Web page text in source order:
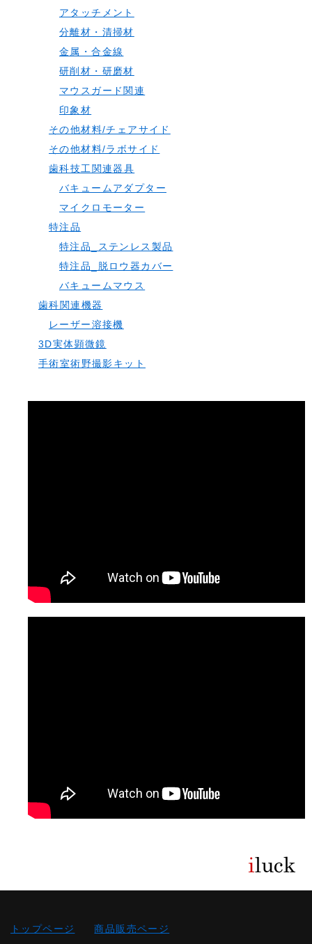
アタッチメント
分離材・清掃材
金属・合金線
研削材・研磨材
マウスガード関連
印象材
その他材料/チェアサイド
その他材料/ラボサイド
歯科技工関連器具
バキュームアダプター
マイクロモーター
特注品
特注品_ステンレス製品
特注品_脱ロウ器カバー
バキュームマウス
歯科関連機器
レーザー溶接機
3D実体顕微鏡
手術室術野撮影キット
トップページ 商品販売ページ